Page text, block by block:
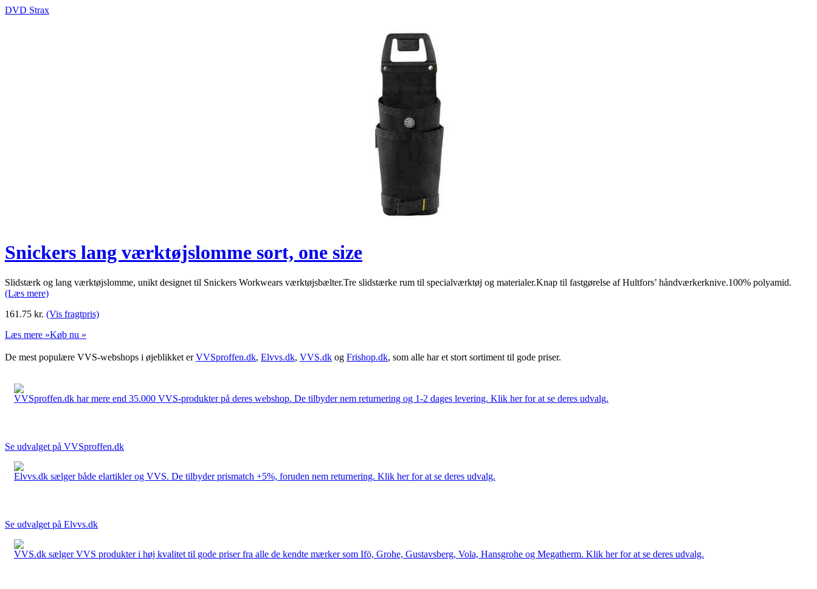
DVD Strax
Snickers lang værktøjslomme sort, one size
Slidstærk og lang værktøjslomme, unikt designet til Snickers Workwears værktøjsbælter.Tre slidstærke rum til specialværktøj og materialer.Knap til fastgørelse af Hultfors’ håndværkerknive.100% polyamid.
(Læs mere)
161.75 kr. (Vis fragtpris)
Læs mere »Køb nu »
De mest populære VVS-webshops i øjeblikket erVVSproffen.dk, Elvvs.dk, VVS.dk og Frishop.dk, som alle har et stort sortiment til gode priser.
VVSproffen.dk har mere end 35.000 VVS-produkter på deres webshop. De tilbyder nem returnering og 1-2 dages levering. Klik her for at se deres udvalg.
Se udvalget på VVSproffen.dk
Elvvs.dk sælger både elartikler og VVS. De tilbyder prismatch +5%, foruden nem returnering. Klik her for at se deres udvalg.
Se udvalget på Elvvs.dk
VVS.dk sælger VVS produkter i høj kvalitet til gode priser fra alle de kendte mærker som Ifö, Grohe, Gustavsberg, Vola, Hansgrohe og Megatherm. Klik her for at se deres udvalg.